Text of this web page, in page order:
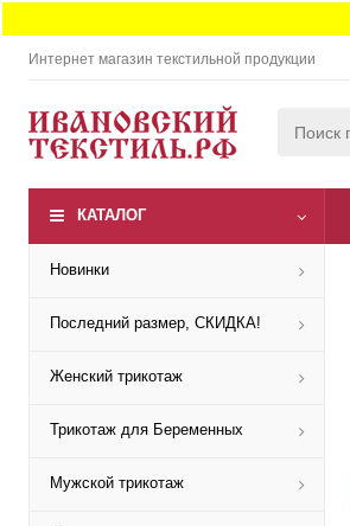
Интернет магазин текстильной продукции
КАТАЛОГ
Новинки
Последний размер, СКИДКА!
Женский трикотаж
Трикотаж для Беременных
Мужской трикотаж